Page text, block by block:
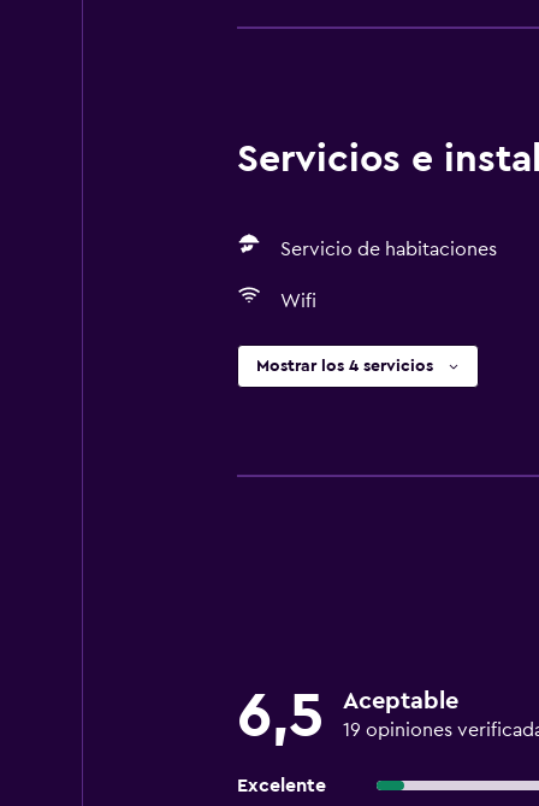
Servicios e
Servicio de habitaciones
Wifi
Mostrar los 4 servicios
6,5 Aceptable
19 opiniones
Excelente